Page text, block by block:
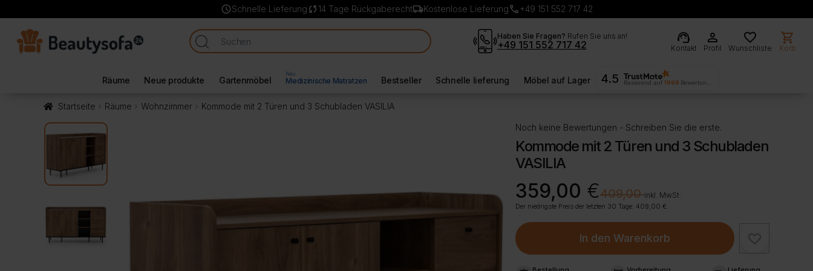
scheduleSchnelle Lieferung sync 14 Tage Rückgaberechtlocal_shippingKostenlose Lieferungcall+49 151 552 717 42
Haben Sie Fragen? Rufen Sie uns an!
+49 151 552 717 42 support_agent
Kontakt
person
Profil
favorite
Wunschliste
shopping_cart
Korb
Räume Neue produkte Gartenmöbel
Neu
Medizinische Matratzen Bestseller Schnelle lieferung Möbel auf Lager 4.5 Basierend auf1998 Bewertungen
Startseite Räume Wohnzimmer Kommode mit 2 Türen und 3 Schubladen VASILIA
Noch keine Bewertungen - Schreiben Sie die erste.
Kommode mit 2 Türen und 3 Schubladen
VASILIA
€
409,00
Ursprünglicher
Preis
war:
409,00 €
359,00 €
Aktueller
Preis
ist:
359,00 €.
inkl. MwSt.
Der niedrigste Preis der letzten 30 Tage: 409,00 €.
In den Warenkorb